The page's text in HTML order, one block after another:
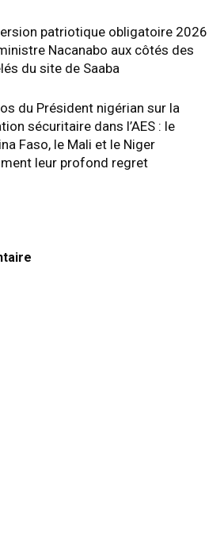
patriotique obligatoire 2026
Nacanabo aux côtés des
du site de Saaba
du Président nigérian sur la
sécuritaire dans l’AES : le
Faso, le Mali et le Niger
leur profond regret